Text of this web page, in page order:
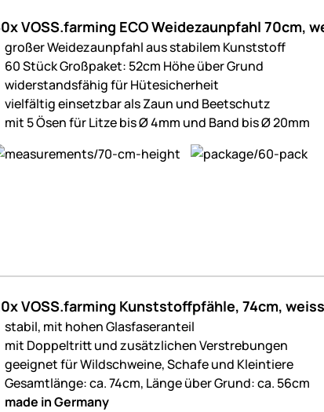
VOSS.farming ECO Weidezaunpfahl 70cm,
großer Weidezaunpfahl aus stabilem Kunststoff
60 Stück Großpaket: 52cm Höhe über Grund
widerstandsfähig für Hütesicherheit
vielfältig einsetzbar als Zaun und Beetschutz
mit 5 Ösen für Litze bis Ø 4mm und Band bis Ø 20mm
VOSS.farming Kunststoffpfähle, 74cm, weiss
stabil, mit hohen Glasfaseranteil
mit Doppeltritt und zusätzlichen Verstrebungen
geeignet für Wildschweine, Schafe und Kleintiere
Gesamtlänge: ca. 74cm, Länge über Grund: ca. 56cm
made in Germany